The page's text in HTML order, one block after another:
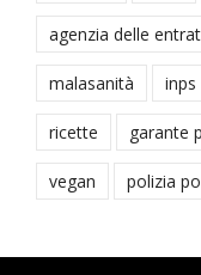
agenzia delle
malasanità inps
ricette garante
vegan polizia